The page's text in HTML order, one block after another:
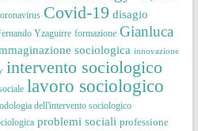
Covid-19 disagio
Yzaguirre formazione Gianluca
sociologica innovazione
intervento sociologico
lavoro sociologico
dell'intervento sociologico
problemi sociali professione